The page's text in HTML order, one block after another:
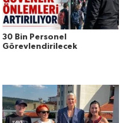
30 Bin Personel
Görevlendirilecek